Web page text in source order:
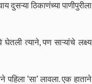
दुसऱ्या ठिकाणंच्या पाणीपुरीला
त्याने, पण साऱ्यांचे लक्ष्य
पहिला ’सा’ लावला. एक हाताने